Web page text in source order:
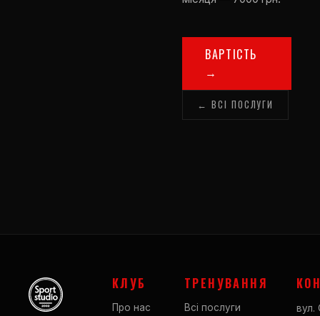
ВАРТІСТЬ
→
← ВСІ ПОСЛУГИ
КЛУБ
Про нас
ТРЕНУВАННЯ
Всі послуги
вул.